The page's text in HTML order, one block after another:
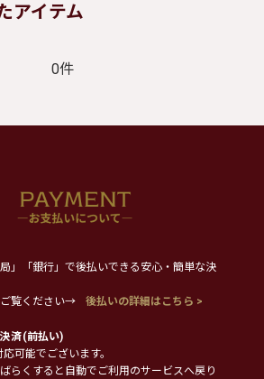
アイテム
0件
」「銀行」で後払いできる安心・簡単な決
覧ください→
後払いの詳細はこちら >
済(前払い)
可能でございます。
らくすると自動でご利用のサービスへ戻り